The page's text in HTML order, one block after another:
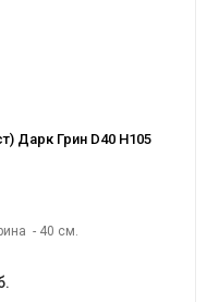
Дарк Грин D40 H105
- 40 см.